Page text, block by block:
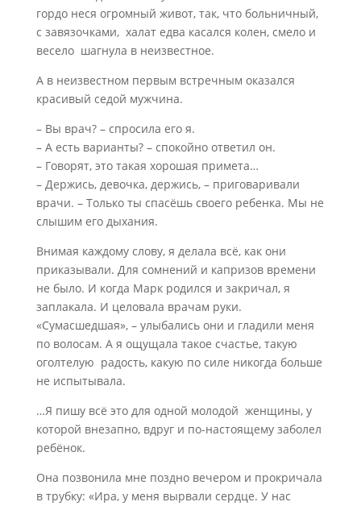
гордо неся огромный живот, так, что больничный,
c завязочками, халат едва касался колен, смело и
весело шагнула в неизвестное.
А в неизвестном первым встречным оказался
красивый седой мужчина.
– Вы врач? – спросила его я.
– А есть варианты? – спокойно ответил он.
– Говорят, это такая хорошая примета…
– Держись, девочка, держись, – приговаривали
врачи. – Только ты спасёшь своего ребенка. Мы не
слышим его дыхания.
Внимая каждому слову, я делала всё, как они
приказывали. Для сомнений и капризов времени
не было. И когда Марк родился и закричал, я
заплакала. И целовала врачам руки.
«Сумасшедшая», – улыбались они и гладили меня
по волосам. А я ощущала такое счастье, такую
оголтелую радость, какую по силе никогда больше
не испытывала.
…Я пишу всё это для одной молодой женщины, у
которой внезапно, вдруг и по-настоящему заболел
ребёнок.
Она позвонила мне поздно вечером и прокричала
в трубку: «Ира, у меня вырвали сердце. У нас